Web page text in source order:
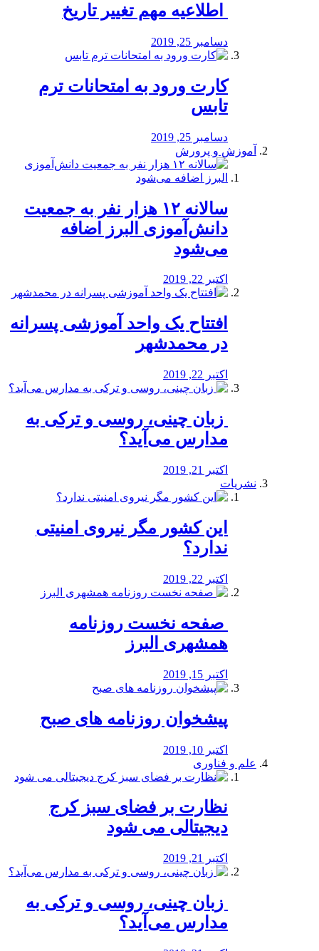
️ اطلاعیه مهم تغییر تاریخ
دسامبر 25, 2019
کارت ورود به امتحانات ترم
تابس
دسامبر 25, 2019
آموزش و پرورش
️سالانه ۱۲ هزار نفر به جمعیت
دانش‌آموزی البرز اضافه
می‌شود
اکتبر 22, 2019
افتتاح یک واحد آموزشی پسرانه
در محمدشهر
اکتبر 22, 2019
️ زبان چینی، روسی و ترکی به
مدارس می‌آید؟
اکتبر 21, 2019
نشریات
این کشور مگر نیروی امنیتی
ندارد؟
اکتبر 22, 2019
️ صفحه نخست روزنامه‌
همشهری البرز
اکتبر 15, 2019
پیشخوان روزنامه های صبح
اکتبر 10, 2019
علم و فناوری
نظارت بر فضای سبز کرج
دیجیتالی می شود
اکتبر 21, 2019
️ زبان چینی، روسی و ترکی به
مدارس می‌آید؟